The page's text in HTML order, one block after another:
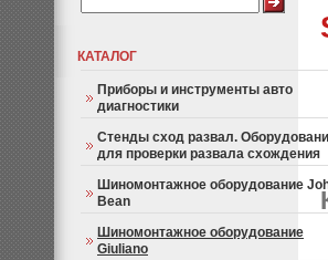
КАТАЛОГ
Приборы и инструменты авто
диагностики
Стенды сход развал.
для проверки развала схождения
Шиномонтажное оборудование
Bean
Шиномонтажное оборудование
Giuliano